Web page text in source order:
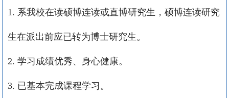
1. 系我校在读硕博连读或直博研究生，硕博连读研究
生在派出前应已转为博士研究生。
2. 学习成绩优秀、身心健康。
3. 已基本完成课程学习。